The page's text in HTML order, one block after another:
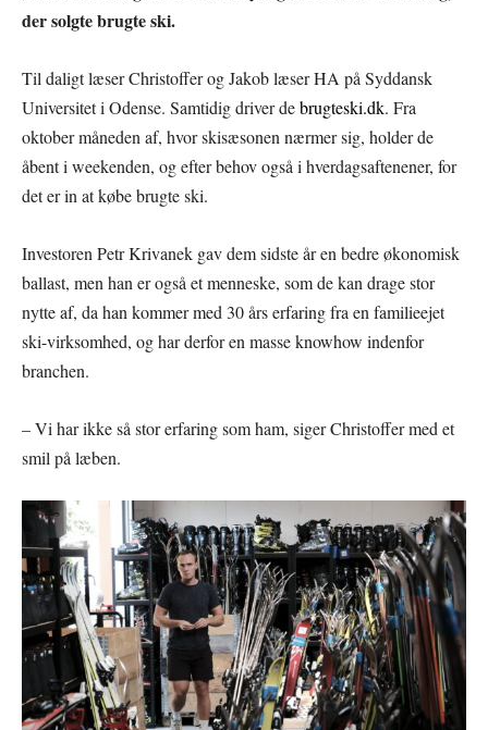
der solgte brugte ski.
Til daligt læser Christoffer og Jakob læser HA på Syddansk
Universitet i Odense. Samtidig driver debrugteski.dk. Fra
oktober måneden af, hvor skisæsonen nærmer sig, holder de
åbent i weekenden, og efter behov også i hverdagsaftenener, for
det er in at købe brugte ski.
Investoren Petr Krivanek gav dem sidste år en bedre økonomisk
ballast, men han er også et menneske, som de kan drage stor
nytte af, da han kommer med 30 års erfaring fra en familieejet
ski-virksomhed, og har derfor en masse knowhow indenfor
branchen.
– Vi har ikke så stor erfaring som ham, siger Christoffer med et
smil på læben.